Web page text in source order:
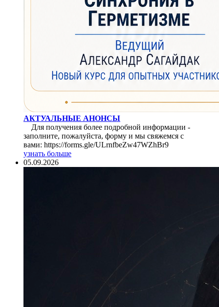
АКТУАЛЬНЫЕ АНОНСЫ
Для получения более подробной информации -
заполните, пожалуйста, форму и мы свяжемся с
вами: https://forms.gle/ULrnfbeZw47WZhBr9
узнать больше
05.09.2026